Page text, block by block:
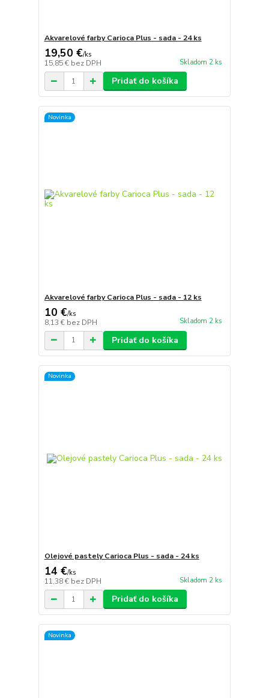
Akvarelové farby Carioca Plus - sada - 24 ks
19,50 €/ks
15,85 € bez DPH Skladom 2 ks
Pridať do košíka
Novinka
Akvarelové farby Carioca Plus - sada - 12 ks
10 €/ks
8,13 € bez DPH Skladom 2 ks
Pridať do košíka
Novinka
Olejové pastely Carioca Plus - sada - 24 ks
14 €/ks
11,38 € bez DPH Skladom 2 ks
Pridať do košíka
Novinka